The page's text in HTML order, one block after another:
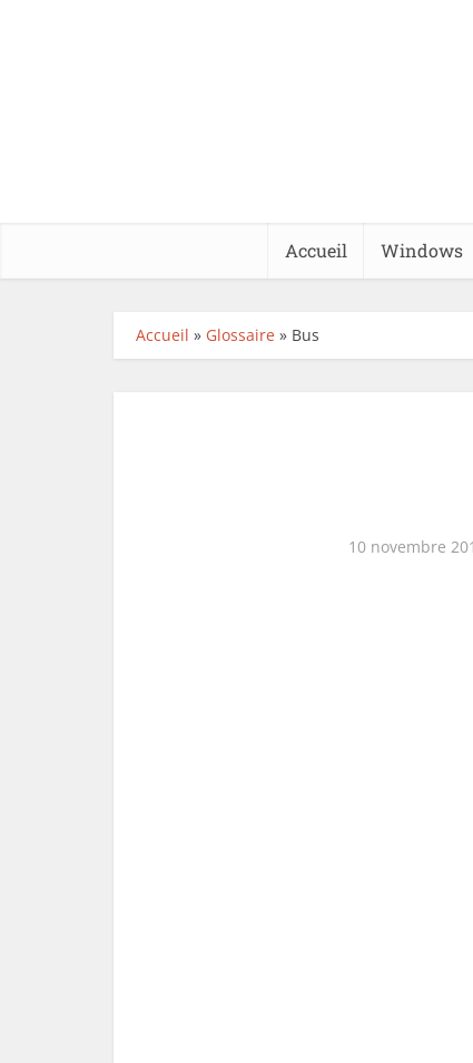
Accueil Windows
Accueil » Glossaire » Bus
10 novembre